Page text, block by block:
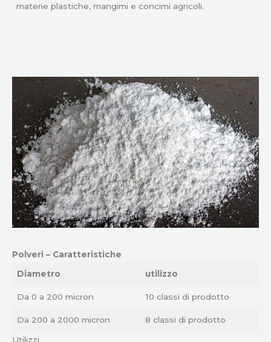
materie plastiche, mangimi e concimi agricoli.
Polveri – Caratteristiche
Diametro
utilizzo
Da 0 a 200 micron 10 classi di prodotto
Da 200 a 2000 micron 8 classi di prodotto
Utilizzi